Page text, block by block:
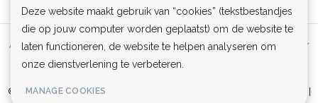
Algemene voorwaarden | Privacy Policy | Sitemap |
Disclaimer
RSS Feed
© Copyright 2026 - Lamor | Clubwear, Lingerie & Kinky Fashion XS-6XL |
Deze website maakt gebruik van “cookies” (tekstbestandjes
die op jouw computer worden geplaatst) om de website te
laten functioneren, de website te helpen analyseren om
onze dienstverlening te verbeteren.
MANAGE COOKIES